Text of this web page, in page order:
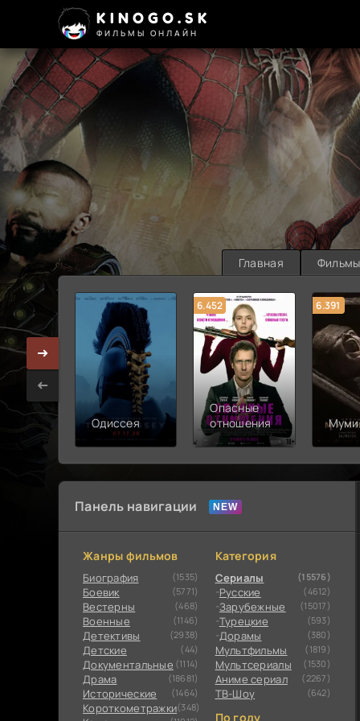
KINOGO.SK
ФИЛЬМЫ ОНЛАЙН
Главная Фильмы
Одиссея
6.452
Опасные
отношения
6.391
Панель навигации
Жанры фильмов
Биография (1535)
Боевик (5771)
Вестерны (468)
Военные (1146)
Детективы (2938)
Детские (44)
Документальные (1114)
Драма (18681)
Исторические (1464)
Короткометражки(348)
Категория
Сериалы (15576)
Русские (4612)
Зарубежные (15017)
Турецкие (593)
Дорамы (380)
Мультфильмы (1819)
Мультсериалы (1530)
Аниме сериал (2267)
ТВ-Шоу (642)
По году